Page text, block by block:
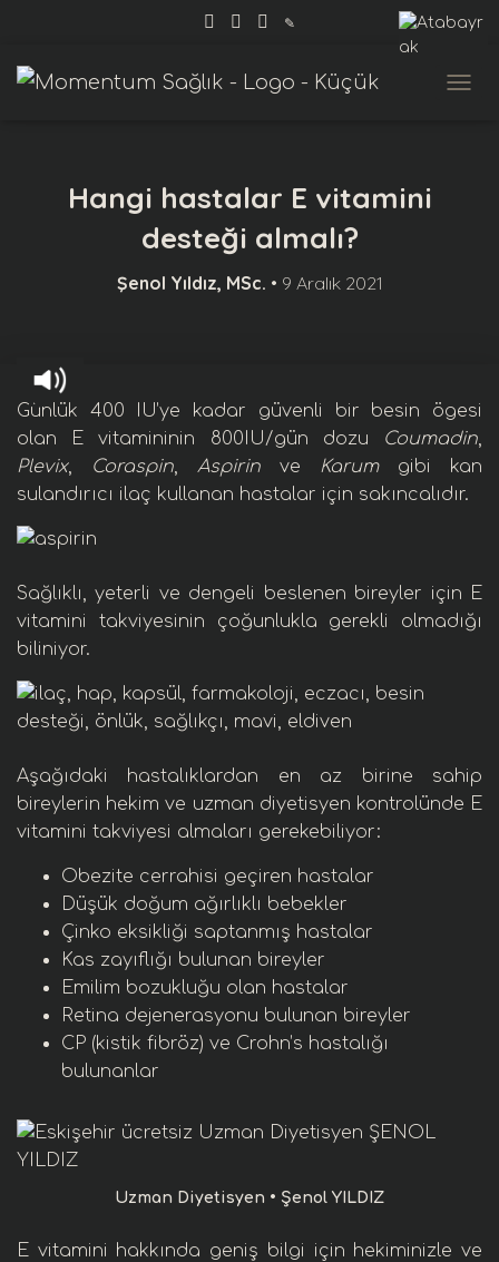
✎
Hangi hastalar E vitamini
desteği almalı?
Şenol Yıldız, MSc. • 9 Aralık 2021
Günlük 400 IU’ye kadar güvenli bir besin ögesi
olan
E vitamininin 800IU/gün dozu Coumadin,
Plevix, Coraspin, Aspirin ve Karumgibi kan
sulandırıcı ilaç kullanan hastalar için sakıncalıdır.
Sağlıklı, yeterli ve dengeli beslenen bireyler için
E
vitamini
takviyesinin çoğunlukla gerekli olmadığı
biliniyor.
Aşağıdaki hastalıklardan en az birine sahip
bireylerin hekim ve uzman diyetisyen kontrolünde E
vitamini takviyesi almaları gerekebiliyor:
Obezite cerrahisi geçiren hastalar
Düşük doğum ağırlıklı bebekler
Çinko eksikliği saptanmış hastalar
Kas zayıflığı bulunan bireyler
Emilim bozukluğu olan hastalar
Retina dejenerasyonu bulunan bireyler
CP (kistik fibröz) ve Crohn’s hastalığı
bulunanlar
Uzman Diyetisyen • Şenol YILDIZ
E vitamini hakkında geniş bilgi için hekiminizle ve